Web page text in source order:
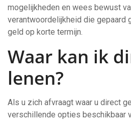
mogelijkheden en wees bewust
verantwoordelijkheid die gepaard
geld op korte termijn.
Waar kan ik
lenen?
Als u zich afvraagt waar u direct
verschillende opties beschikbaar